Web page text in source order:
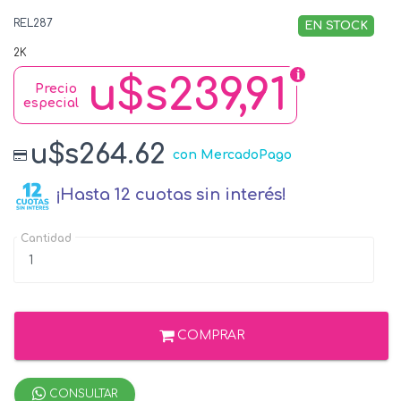
REL287 EN STOCK
2K
u$s239,91
Precio
especial
u$s264.62 con MercadoPago
¡Hasta 12 cuotas sin interés!
Cantidad
COMPRAR
CONSULTAR